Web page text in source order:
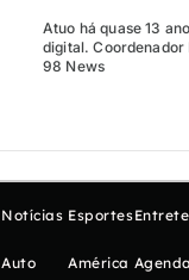
Atuo há quase 13
digital. Coordenador
98 News
Notícias
Auto
Esportes
América Agenda